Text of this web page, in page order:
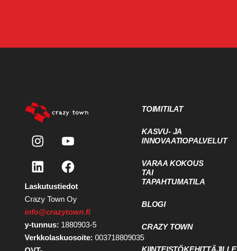
Laskutustiedot
Crazy Town Oy
info@crazytown.fi
y-tunnus: 1880903-5
Verkkolaskuosoite: 003718809035
TOIMITILAT
KASVU- JA
INNOVAATIOPALVELUT
VARAA KOKOUS
TAI
TAPAHTUMATILA
BLOGI
CRAZY TOWN
KIINTEISTÖKEHITTÄJILLE